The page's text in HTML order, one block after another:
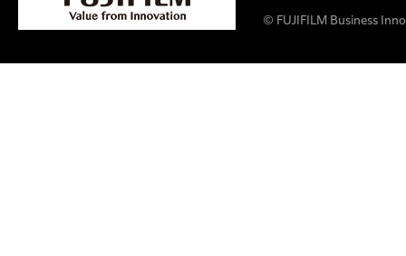
© FUJIFILM Business